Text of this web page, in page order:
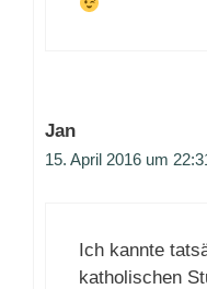
Jan
15. April 2016 um
Ich kannte
katholischen